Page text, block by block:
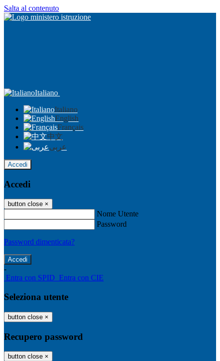
Salta al contenuto
Italiano
Italiano
English
Français
中文
عربى
Accedi
Accedi
button close ×
Nome Utente
Password
Password dimenticata?
-
Entra con SPID Entra con CIE
Seleziona utente
button close ×
Recupero password
button close ×